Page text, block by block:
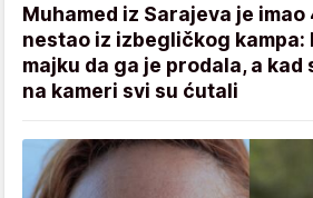
Muhamed iz Sarajeva je imao
nestao iz izbegličkog kampa:
majku da ga je prodala, a
na kameri svi su ćutali